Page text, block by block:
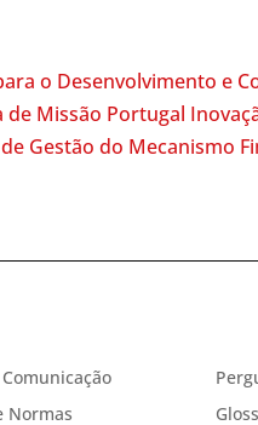
o Desenvolvimento e
Missão Portugal
Gestão do Mecanismo
Normas